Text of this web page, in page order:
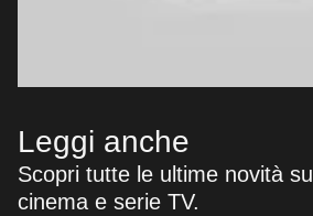
Leggi anche
Scopri tutte le ultime novità su
cinema e serie TV.